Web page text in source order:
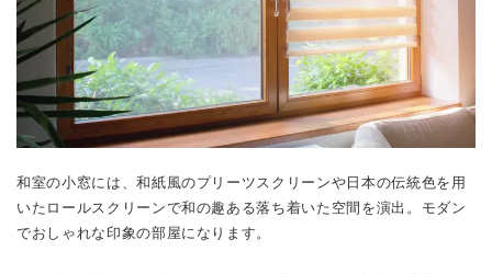
和室の小窓には、和紙風のプリーツスクリーンや日本の伝統色を用
いたロールスクリーンで和の趣ある落ち着いた空間を演出。モダン
でおしゃれな印象の部屋になります。